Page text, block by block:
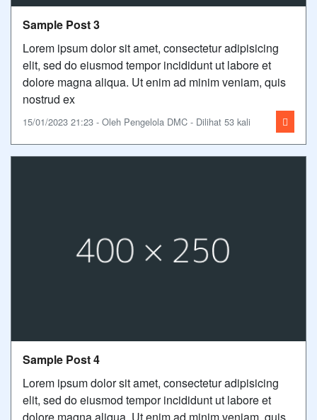
Sample Post 3
Lorem ipsum dolor sit amet, consectetur adipisicing
elit, sed do eiusmod tempor incididunt ut labore et
dolore magna aliqua. Ut enim ad minim veniam, quis
nostrud ex
15/01/2023 21:23 - Oleh Pengelola DMC - Dilihat 53 kali
Sample Post 4
Lorem ipsum dolor sit amet, consectetur adipisicing
elit, sed do eiusmod tempor incididunt ut labore et